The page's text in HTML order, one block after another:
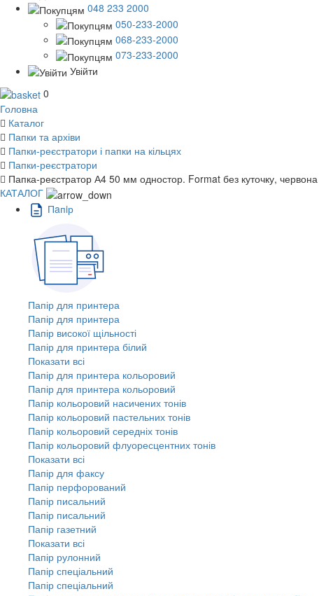
048 233 2000
050-233-2000
068-233-2000
073-233-2000
Увійти
0
Головна
Каталог
Папки та архіви
Папки-реєстратори і папки на кільцях
Папки-реєстратори
Папка-реєстратор А4 50 мм одностор. Format без куточку, червона
КАТАЛОГ
Пaпiр
Папір для принтера
Папір для принтера
Папір високої щільності
Папір для принтера білий
Показати всі
Папір для принтера кольоровий
Папір для принтера кольоровий
Папір кольоровий насичених тонів
Папір кольоровий пастельних тонів
Папір кольоровий середніх тонів
Папір кольоровий флуоресцентних тонів
Показати всі
Папір для факсу
Папір перфорований
Папір писальний
Папір писальний
Папір газетний
Показати всі
Папір рулонний
Папір спеціальний
Папір спеціальний